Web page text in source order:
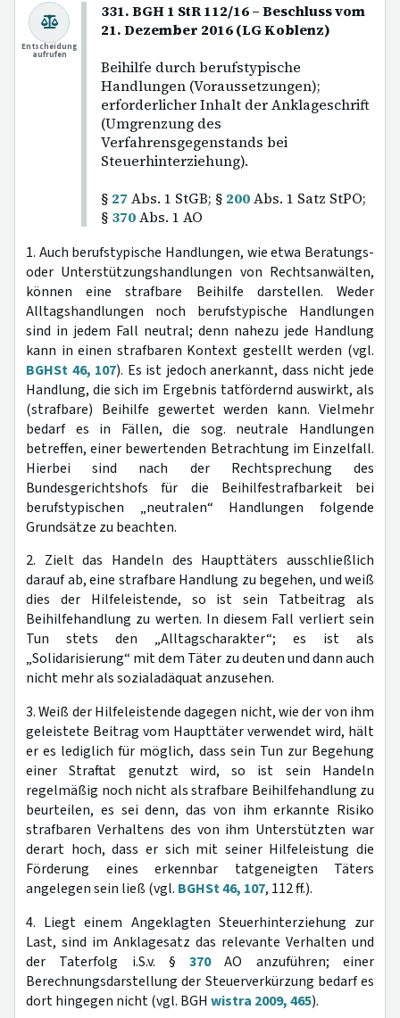
331. BGH 1 StR 112/16 – Beschluss vom
21. Dezember 2016 (LG Koblenz)
Beihilfe durch berufstypische
Handlungen (Voraussetzungen);
erforderlicher Inhalt der Anklageschrift
(Umgrenzung des
Verfahrensgegenstands bei
Steuerhinterziehung).
§ 27 Abs. 1 StGB; § 200Abs. 1 Satz StPO;
§ 370Abs. 1 AO
Entscheidung
aufrufen
1. Auch berufstypische Handlungen, wie etwa Beratungs-
oder Unterstützungshandlungen von Rechtsanwälten,
können eine strafbare Beihilfe darstellen. Weder
Alltagshandlungen noch berufstypische Handlungen
sind in jedem Fall neutral; denn nahezu jede Handlung
kann in einen strafbaren Kontext gestellt werden (vgl.
BGHSt 46, 107). Es ist jedoch anerkannt, dass nicht jede
Handlung, die sich im Ergebnis tatfördernd auswirkt, als
(strafbare) Beihilfe gewertet werden kann. Vielmehr
bedarf es in Fällen, die sog. neutrale Handlungen
betreffen, einer bewertenden Betrachtung im Einzelfall.
Hierbei sind nach der Rechtsprechung des
Bundesgerichtshofs für die Beihilfestrafbarkeit bei
berufstypischen „neutralen“ Handlungen folgende
Grundsätze zu beachten.
2. Zielt das Handeln des Haupttäters ausschließlich
darauf ab, eine strafbare Handlung zu begehen, und weiß
dies der Hilfeleistende, so ist sein Tatbeitrag als
Beihilfehandlung zu werten. In diesem Fall verliert sein
Tun stets den „Alltagscharakter“; es ist als
„Solidarisierung“ mit dem Täter zu deuten und dann auch
nicht mehr als sozialadäquat anzusehen.
3. Weiß der Hilfeleistende dagegen nicht, wie der von ihm
geleistete Beitrag vom Haupttäter verwendet wird, hält
er es lediglich für möglich, dass sein Tun zur Begehung
einer Straftat genutzt wird, so ist sein Handeln
regelmäßig noch nicht als strafbare Beihilfehandlung zu
beurteilen, es sei denn, das von ihm erkannte Risiko
strafbaren Verhaltens des von ihm Unterstützten war
derart hoch, dass er sich mit seiner Hilfeleistung die
Förderung eines erkennbar tatgeneigten Täters
angelegen sein ließ (vgl. BGHSt 46, 107, 112 ff.).
4. Liegt einem Angeklagten Steuerhinterziehung zur
Last, sind im Anklagesatz das relevante Verhalten und
der Taterfolg i.S.v. §370AO anzuführen; einer
Berechnungsdarstellung der Steuerverkürzung bedarf es
dort hingegen nicht (vgl. BGH wistra 2009, 465).